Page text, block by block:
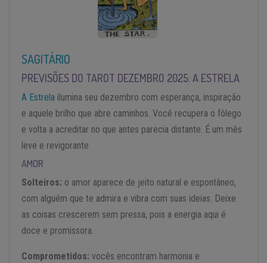
SAGITÁRIO
PREVISÕES DO TAROT DEZEMBRO 2025: A ESTRELA
A Estrela ilumina seu dezembro com esperança, inspiração
e aquele brilho que abre caminhos. Você recupera o fôlego
e volta a acreditar no que antes parecia distante. É um mês
leve e revigorante.
AMOR
Solteiros: o amor aparece de jeito natural e espontâneo,
com alguém que te admira e vibra com suas ideias. Deixe
as coisas crescerem sem pressa, pois a energia aqui é
doce e promissora.
Comprometidos: vocês encontram harmonia e